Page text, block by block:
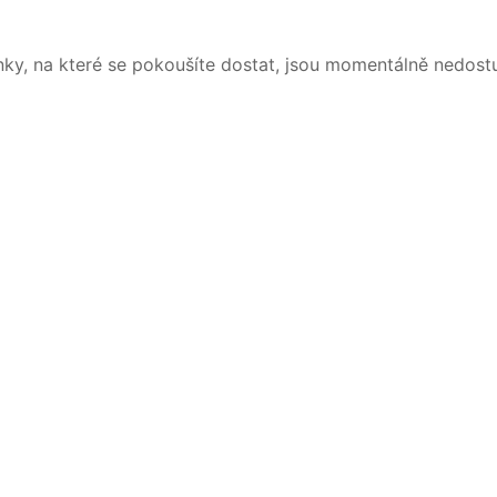
na které se pokoušíte dostat, jsou momentálně